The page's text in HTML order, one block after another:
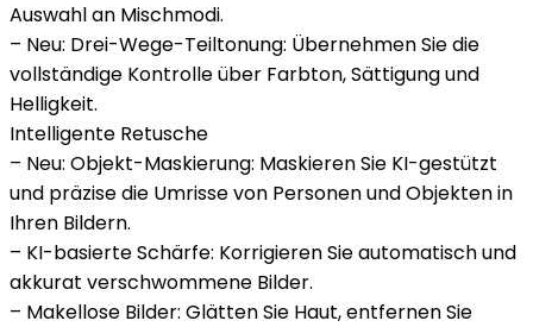
Auswahl an Mischmodi.
– Neu: Drei-Wege-Teiltonung: Übernehmen Sie die
vollständige Kontrolle über Farbton, Sättigung und
Helligkeit.
Intelligente Retusche
– Neu: Objekt-Maskierung: Maskieren Sie KI-gestützt
und präzise die Umrisse von Personen und Objekten in
Ihren Bildern.
– KI-basierte Schärfe: Korrigieren Sie automatisch und
akkurat verschwommene Bilder.
– Makellose Bilder: Glätten Sie Haut, entfernen Sie